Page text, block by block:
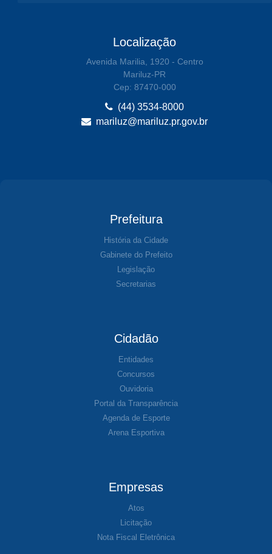
Localização
Avenida Marilia, 1920 - Centro
Mariluz-PR
Cep: 87470-000
(44) 3534-8000
mariluz@mariluz.pr.gov.br
Prefeitura
História da Cidade
Gabinete do Prefeito
Legislação
Secretarias
Cidadão
Entidades
Concursos
Ouvidoria
Portal da Transparência
Agenda de Esporte
Arena Esportiva
Empresas
Atos
Licitação
Nota Fiscal Eletrônica